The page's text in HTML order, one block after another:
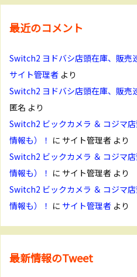
最近のコメント
Switch2 ヨドバシ店頭在庫、販売
サイト管理者 より
Switch2 ヨドバシ店頭在庫、販売
匿名 より
Switch2 ビックカメラ ＆ コジマ
情報も）！ に サイト管理者 より
Switch2 ビックカメラ ＆ コジマ
情報も）！ に サイト管理者 より
Switch2 ビックカメラ ＆ コジマ
情報も）！ に サイト管理者 より
最新情報のTweet